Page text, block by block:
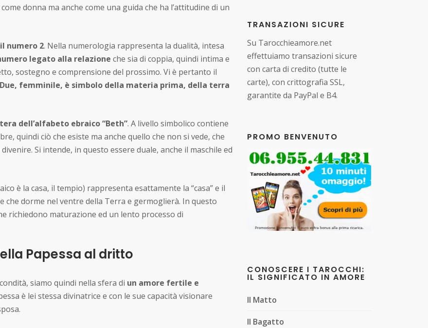
donna ma anche come una guida che ha l’attitudine di un
il numero 2. Nella numerologia rappresenta la dualità, intesa
legato alla relazione che sia di coppia, quindi intima e
sostegno e comprensione del prossimo. Vi è pertanto il
femminile, è simbolo della materia prima, della terra
dell’alfabeto ebraico “Beth”. A livello simbolico contiene
quindi ciò che esiste ma anche quello che non si vede, che
Si intende, in questo essere duale, anche il maschile ed
è la casa, il tempio) rappresenta esattamente la “casa” e il
che dorme nel ventre della Terra e germoglierà. In questo
richiedono maturazione ed un lento processo di
Papessa al dritto
siamo quindi nella sfera di un amore fertile e
è lei stessa divinatrice e con le sue capacità visionare
TRANSAZIONI SICURE
Su Tarocchieamore.net
effettuiamo transazioni sicure
con carta di credito (tutte le
carte), con crittografia SSL,
garantite da PayPal e B4.
PROMO BENVENUTO
CONOSCERE I TAROCCHI:
IL SIGNIFICATO IN AMORE
Il Matto
Il Bagatto